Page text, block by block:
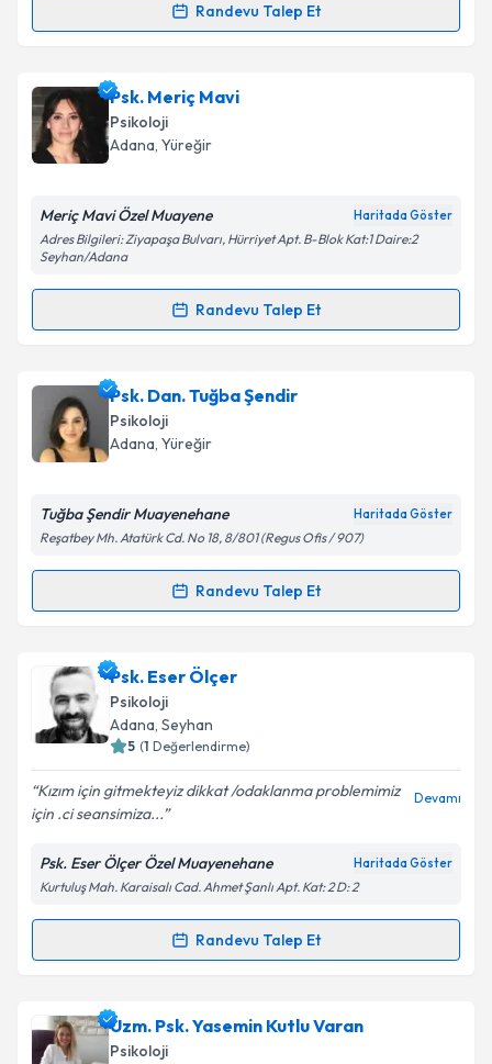
Kişisel verilerimin işlenmesine ilişkinAydınlatma
kapsamda işlenmesini kabul ediyorum.
Takvim Talebini Gönder
Randevu Talep Et
Randevu Takvimi Talebi
Uzm. Psk. Tuba Akdağ
oluşturun. Size bu uzmandan randevu almanız için bir
takvim hazırlandığında e-posta ile bilgilendireceğiz.
Kişisel verilerimin işlenmesine ilişkinAydınlatma
'ni okudum ve kişisel verilerimin belirtilen
kapsamda işlenmesini kabul ediyorum.
Takvim Talebini Gönder
Psk. Meriç Mavi
Psikoloji
Adana, Yüreğir
Meriç Mavi Özel Muayene Haritada Göster
Adres Bilgileri: Ziyapaşa Bulvarı, Hürriyet Apt. B-Blok Kat:1 Daire:2
Seyhan/Adana
Randevu Talep Et
Randevu Takvimi Talebi
Psk. Meriç Maviiçin randevu takvimi talebi oluşturun.
Size bu uzmandan randevu almanız için bir takvim
hazırlandığında e-posta ile bilgilendireceğiz.
Kişisel verilerimin işlenmesine ilişkin
Metni'ni okudum ve kişisel verilerimin belirtilen
Takvim Talebini Gönder
Psk. Dan. Tuğba Şendir
Psikoloji
Adana, Yüreğir
Tuğba Şendir Muayenehane Haritada Göster
Reşatbey Mh. Atatürk Cd. No 18, 8/801 (Regus Ofis / 907)
Randevu Talep Et
Randevu Takvimi Talebi
Psk. Dan. Tuğba Şendir
oluşturun. Size bu uzmandan randevu almanız için bir
takvim hazırlandığında e-posta ile bilgilendireceğiz.
Kişisel verilerimin işlenmesine ilişkin
Aydınlatma
Metni'ni okudum ve kişisel verilerimin belirtilen
kapsamda işlenmesini kabul ediyorum.
Psk. Eser Ölçer
Psikoloji
Adana, Seyhan
5 (1 Değerlendirme)
Kızım için gitmekteyiz dikkat /odaklanma problemimiz
için .ci seansimiza...
Devamı
Psk. Eser Ölçer Özel Muayenehane Haritada Göster
Kurtuluş Mah. Karaisalı Cad. Ahmet Şanlı Apt. Kat: 2 D: 2
Randevu Talep Et
Randevu Takvimi Talebi
Psk. Eser Ölçer için randevu takvimi talebi oluşturun.
Size bu uzmandan randevu almanız için bir takvim
Uzm. Psk. Yasemin Kutlu Varan
Psikoloji